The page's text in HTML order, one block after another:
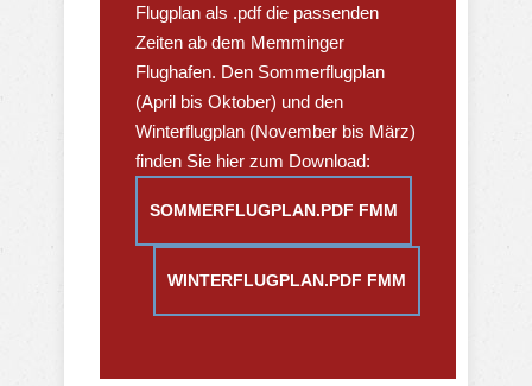
Flugplan als .pdf die passenden
Zeiten ab dem Memminger
Flughafen. Den Sommerflugplan
(April bis Oktober) und den
Winterflugplan (November bis März)
finden Sie hier zum Download:
SOMMERFLUGPLAN.PDF FMM
WINTERFLUGPLAN.PDF FMM